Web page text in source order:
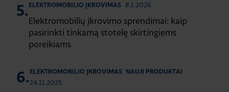
5. ELEKTROMOBILIO ĮKROVIMAS 8.1.2026
Elektromobilių įkrovimo sprendimai: kaip
pasirinkti tinkamą stotelę skirtingiems
poreikiams
6. ELEKTROMOBILIO ĮKROVIMAS NAUJI PRODUKTAI
24.11.2025